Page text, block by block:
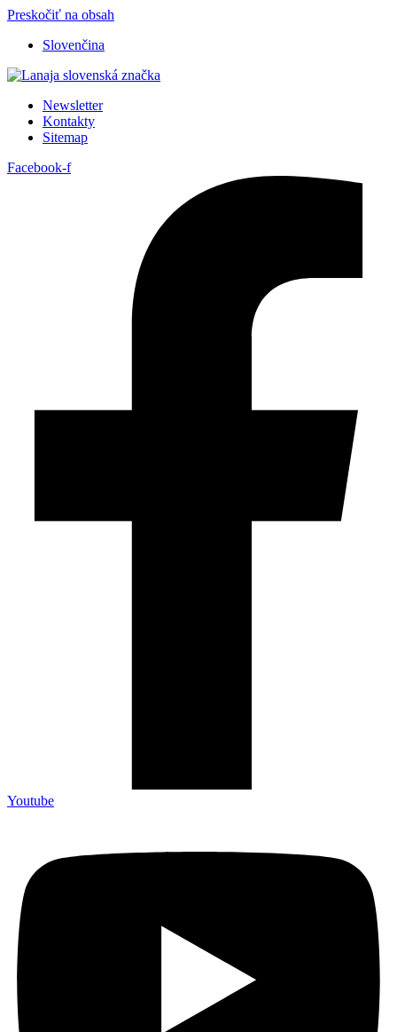
Preskočiť na obsah
Slovenčina
Newsletter
Kontakty
Sitemap
Facebook-f
Youtube